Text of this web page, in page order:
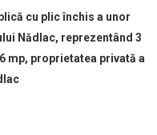
cu plic închis a unor
Nădlac, reprezentând 3
mp, proprietatea privată a